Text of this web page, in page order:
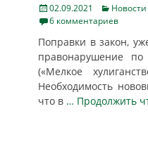
Posted
on
02.09.2021 Categories
Новости
6 комментариев
Поправки в закон,
правонарушение
(«Мелкое
Необходимость
что в … Продолжить